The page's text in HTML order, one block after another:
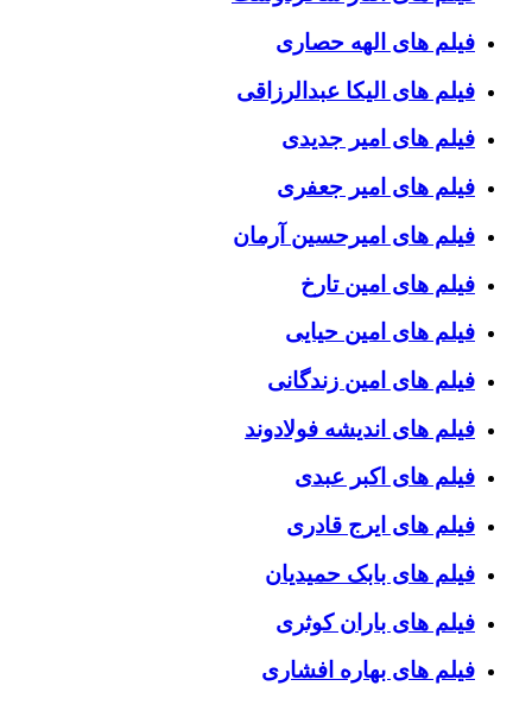
فیلم های الهه حصاری
فیلم های الیکا عبدالرزاقی
فیلم های امیر جدیدی
فیلم های امیر جعفری
فیلم های امیرحسین آرمان
فیلم های امین تارخ
فیلم های امین حیایی
فیلم های امین زندگانی
فیلم های اندیشه فولادوند
فیلم های اکبر عبدی
فیلم های ایرج قادری
فیلم های بابک حمیدیان
فیلم های باران کوثری
فیلم های بهاره افشاری